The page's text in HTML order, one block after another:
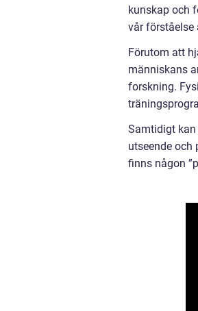
kunskap och
vår förståelse
Förutom att
människans
forskning.
Samtidigt
utseende och
finns någon